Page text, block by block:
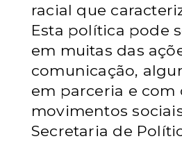
racial que
Esta política pode
em muitas das
comunicação,
em parceria e com
movimentos
Secretaria de